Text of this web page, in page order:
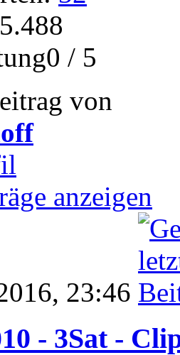
/ 5
von
anzeigen
23:46
- 3Sat -